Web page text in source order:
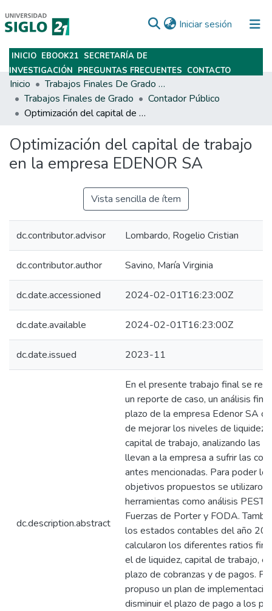
Iniciar sesión (current)
Subir
INICIO EBOOK21 SECRETARÍA DE
INVESTIGACIÓN PREGUNTAS FRECUENTES CONTACTO
Inicio
Trabajos Finales De Grado Y Posgrado
Trabajos Finales de Grado
Contador Público
Optimización del capital de trabajo en la empresa EDENOR SA
Optimización del capital de trabajo
en la empresa EDENOR SA
Vista sencilla de ítem
dc.contributor.advisor Lombardo, Rogelio Cristian
dc.contributor.author Savino, María Virginia
dc.date.accessioned 2024-02-01T16:23:00Z
dc.date.available 2024-02-01T16:23:00Z
dc.date.issued 2023-11
dc.description.abstract
En el presente trabajo final se
un reporte de caso, un análisis
plazo de la empresa Edenor SA
de mejorar los niveles de liquidez
capital de trabajo, analizando las
llevan a la empresa a sufrir las
antes mencionadas. Para poder
objetivos propuestos se utilizaron
herramientas como análisis
Fuerzas de Porter y FODA.
los estados contables del año
calcularon los diferentes ratios
el de liquidez, capital de trabajo,
plazo de cobranzas y de pagos.
propuso un plan de
disminuir el plazo de pago a los